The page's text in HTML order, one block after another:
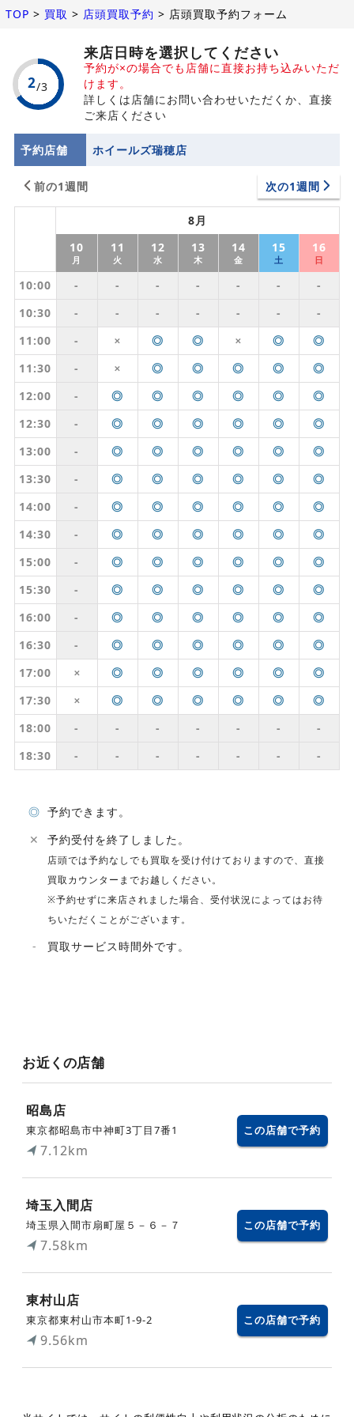
TOP > 買取 > 店頭買取予約 > 店頭買取予約フォーム
来店日時を選択してください
予約が×の場合でも店舗に直接お持ち込みいただ
けます。
詳しくは店舗にお問い合わせいただくか、直接
ご来店ください
予約店舗 ホイールズ瑞穂店
前の1週間 次の1週間
8月
10
月
11
火
12
水
13
木
14
金
15
土
16
日
10:00 - - - - - -
-
10:30
- - - - - -
-
11:00
- ✕ ◎ ◎ ✕ ◎
◎
11:30
- ✕ ◎ ◎ ◎ ◎
◎
12:00
- ◎ ◎ ◎ ◎ ◎
◎
12:30
- ◎ ◎ ◎ ◎ ◎
◎
13:00
- ◎ ◎ ◎ ◎ ◎
◎
13:30
- ◎ ◎ ◎ ◎ ◎
◎
14:00
- ◎ ◎ ◎ ◎ ◎
◎
14:30
- ◎ ◎ ◎ ◎ ◎
◎
15:00
- ◎ ◎ ◎ ◎ ◎
◎
15:30
- ◎ ◎ ◎ ◎ ◎
◎
16:00
- ◎ ◎ ◎ ◎ ◎
◎
16:30
- ◎ ◎ ◎ ◎ ◎
◎
17:00
✕ ◎ ◎ ◎ ◎ ◎
◎
17:30
✕ ◎ ◎ ◎ ◎ ◎
◎
18:00
- - - - - -
-
18:30
- - - - - - -
◎ 予約できます。
✕
予約受付を終了しました。
店頭では予約なしでも買取を受け付けておりますので、直接
買取カウンターまでお越しください。
※予約せずに来店されました場合、受付状況によってはお待
ちいただくことがございます。
- 買取サービス時間外です。
お近くの店舗
昭島店
東京都昭島市中神町3丁目7番1
7.12km
この店舗で予約
埼玉入間店
埼玉県入間市扇町屋５－６－７
7.58km
この店舗で予約
東村山店
東京都東村山市本町1-9-2
9.56km
この店舗で予約